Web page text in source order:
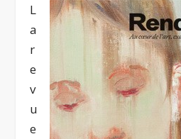
L
a
r
e
v
u
e